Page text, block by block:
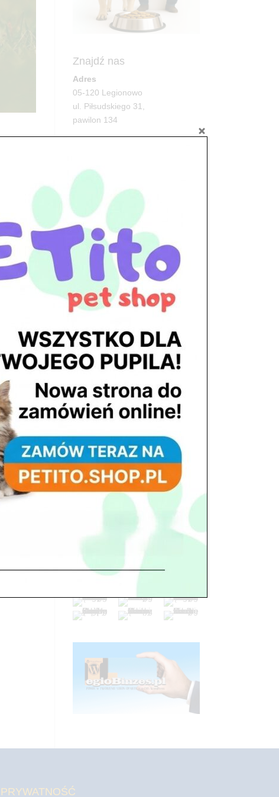
Znajdź nas
Adres
05-120 Legionowo
ul. Piłsudskiego 31,
pawilon 134
pon. – piąt. 10.00 – 19.00
sob. 10.00 – 15.00
niedz. zamknięte
Adres
05-100 Nowy Dwór Mazowiecki
ul. Leśna 2
tel. 503 900 215
Godziny pracy
sob. 8.00 – 15.00
niedz. zamknięte
PRYWATNOŚĆ